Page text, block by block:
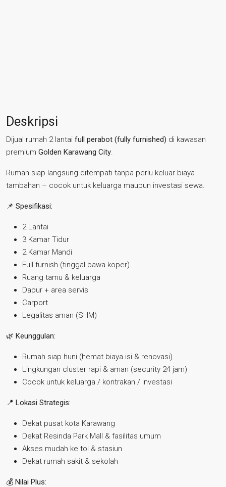
Deskripsi
Dijual rumah 2 lantai full perabot (fully furnished) di kawasan
premium Golden Karawang City.
Rumah siap langsung ditempati tanpa perlu keluar biaya
tambahan – cocok untuk keluarga maupun investasi sewa.
📌 Spesifikasi:
2 Lantai
3 Kamar Tidur
2 Kamar Mandi
Full furnish (tinggal bawa koper)
Ruang tamu & keluarga
Dapur + area servis
Carport
Legalitas aman (SHM)
🌿 Keunggulan:
Rumah siap huni (hemat biaya isi & renovasi)
Lingkungan cluster rapi & aman (security 24 jam)
Cocok untuk keluarga / kontrakan / investasi
📍 Lokasi Strategis:
Dekat pusat kota Karawang
Dekat Resinda Park Mall & fasilitas umum
Akses mudah ke tol & stasiun
Dekat rumah sakit & sekolah
💰 Nilai Plus: